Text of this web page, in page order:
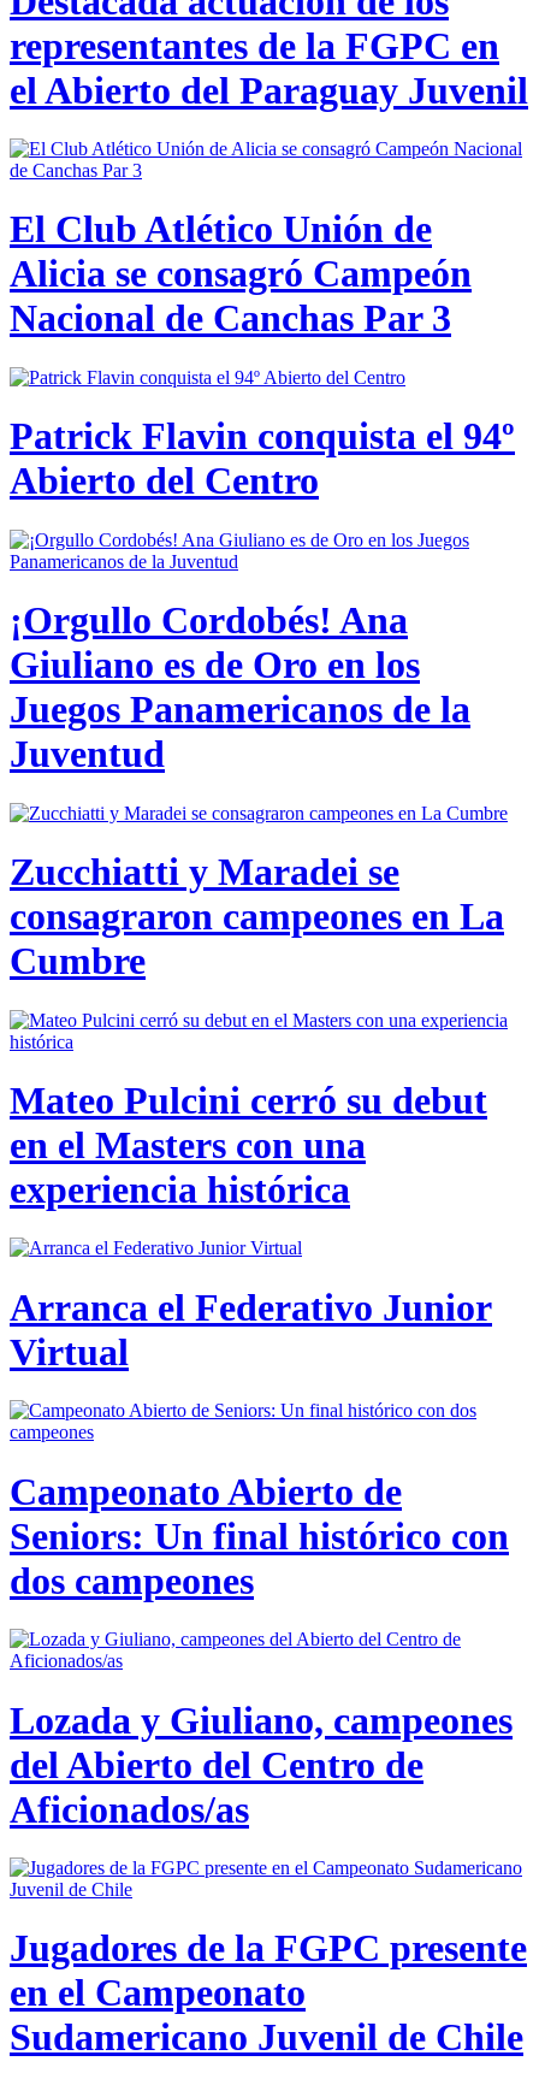
representantes de la FGPC en
el Abierto del Paraguay Juvenil
El Club Atlético Unión de
Alicia se consagró Campeón
Nacional de Canchas Par 3
Patrick Flavin conquista el 94º
Abierto del Centro
¡Orgullo Cordobés! Ana
Giuliano es de Oro en los
Juegos Panamericanos de la
Juventud
Zucchiatti y Maradei se
consagraron campeones en La
Cumbre
Mateo Pulcini cerró su debut
en el Masters con una
experiencia histórica
Arranca el Federativo Junior
Virtual
Campeonato Abierto de
Seniors: Un final histórico con
dos campeones
Lozada y Giuliano, campeones
del Abierto del Centro de
Aficionados/as
Jugadores de la FGPC presente
en el Campeonato
Sudamericano Juvenil de Chile